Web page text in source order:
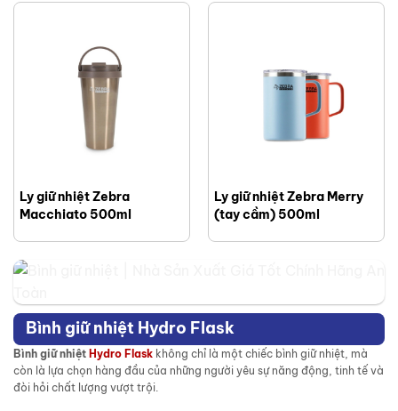
Ly giữ nhiệt Zebra
Macchiato 500ml
Ly giữ nhiệt Zebra Merry
(tay cầm) 500ml
Bình giữ nhiệt Hydro Flask
Bình giữ nhiệt Hydro Flask không chỉ là một chiếc bình giữ nhiệt, mà
còn là lựa chọn hàng đầu của những người yêu sự năng động, tinh tế và
đòi hỏi chất lượng vượt trội.